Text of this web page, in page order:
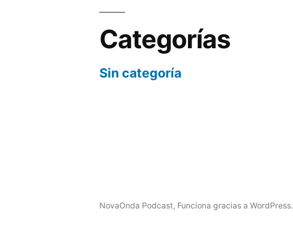
Categorías
Sin categoría
NovaOnda Podcast, Funciona gracias a WordPress.